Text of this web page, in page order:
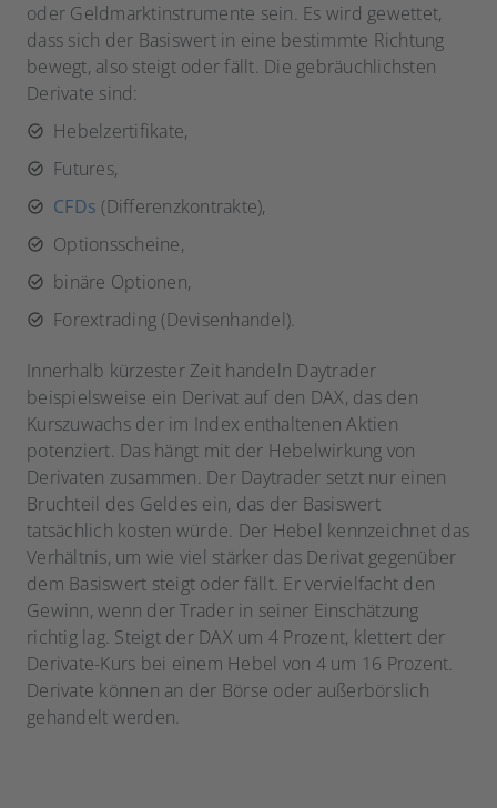
oder Geldmarktinstrumente sein. Es wird gewettet,
dass sich der Basiswert in eine bestimmte Richtung
bewegt, also steigt oder fällt. Die gebräuchlichsten
Derivate sind:
Hebelzertifikate,
Futures,
CFDs (Differenzkontrakte),
Optionsscheine,
binäre Optionen,
Forextrading (Devisenhandel).
Innerhalb kürzester Zeit handeln Daytrader
beispielsweise ein Derivat auf den DAX, das den
Kurszuwachs der im Index enthaltenen Aktien
potenziert. Das hängt mit der Hebelwirkung von
Derivaten zusammen. Der Daytrader setzt nur einen
Bruchteil des Geldes ein, das der Basiswert
tatsächlich kosten würde. Der Hebel kennzeichnet das
Verhältnis, um wie viel stärker das Derivat gegenüber
dem Basiswert steigt oder fällt. Er vervielfacht den
Gewinn, wenn der Trader in seiner Einschätzung
richtig lag. Steigt der DAX um 4 Prozent, klettert der
Derivate-Kurs bei einem Hebel von 4 um 16 Prozent.
Derivate können an der Börse oder außerbörslich
gehandelt werden.